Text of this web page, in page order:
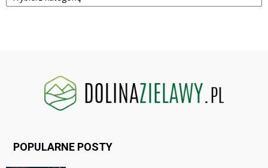
POPULARNE POSTY